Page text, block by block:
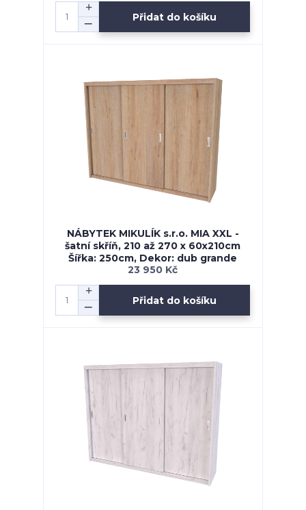
Přidat do košíku
NÁBYTEK MIKULÍK s.r.o. MIA XXL -
šatní skříň, 210 až 270 x 60x210cm
Šířka: 250cm, Dekor: dub grande
23 950 Kč
Přidat do košíku